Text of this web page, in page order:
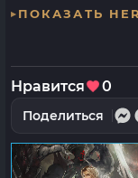
ПОКАЗАТЬ
Нравится 0
Поделиться